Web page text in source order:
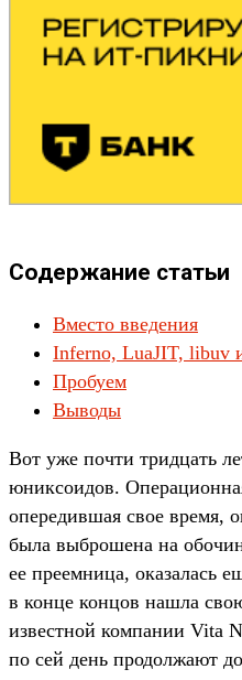
Содержание статьи
Вместо введения
Inferno, LuaJIT, libuv
Пробуем
Выводы
Вот уже почти тридцать
юниксоидов.
опередившая свое время,
была выброшена на
ее преемница, оказалась
в конце концов нашла
известной компании Vita
по сей день продолжают